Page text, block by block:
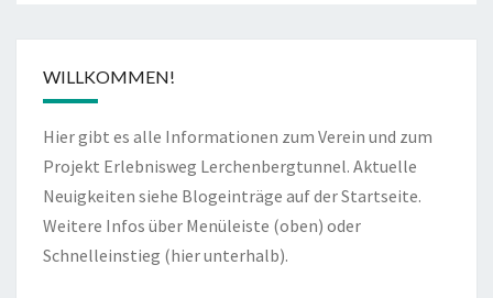
WILLKOMMEN!
Hier gibt es alle Informationen zum Verein und zum
Projekt Erlebnisweg Lerchenbergtunnel. Aktuelle
Neuigkeiten siehe Blogeinträge auf der Startseite.
Weitere Infos über Menüleiste (oben) oder
Schnelleinstieg (hier unterhalb).